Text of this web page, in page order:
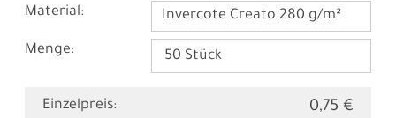
Material: Invercote Creato 280 g/m²
Menge:
Einzelpreis: 0,75 €